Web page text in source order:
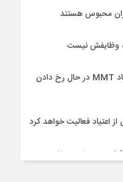
وظایفش نیست
فاجعه‌ای که در برخی مراکز ترک اعتیاد MMT در حال رخ دادن
اعتیاد فعالیت خواهد کرد